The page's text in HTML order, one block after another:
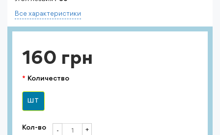
Все характеристики
160 грн
Количество
ШТ
Кол-во +
-